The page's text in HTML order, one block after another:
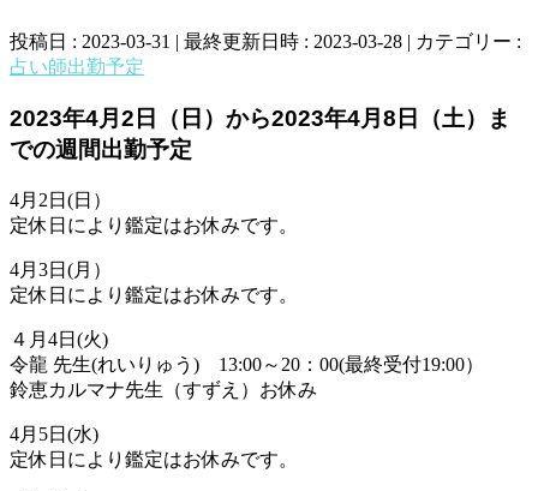
投稿日 : 2023-03-31 最終更新日時 : 2023-03-28
カテゴリー :
占い師出勤予定
2023年4月2日（日）から2023年4月8日（土）ま
での週間出勤予定
4月2日(日）
定休日により鑑定はお休みです。
4月3日(月）
定休日により鑑定はお休みです。
４月4日(火)
令龍 先生(れいりゅう) 13:00～20：00(最終受付19:00）
鈴恵カルマナ先生（すずえ）お休み
4月5日(水)
定休日により鑑定はお休みです。